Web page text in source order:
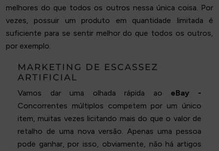
melhores do que todos os outros nessa única coisa. Por
vezes, possuir um produto em quantidade limitada é
suficiente para se sentir melhor do que todos os outros,
por exemplo.
MARKETING DE ESCASSEZ
ARTIFICIAL
Vamos dar uma olhada rápida ao eBay -
Concorrentes múltiplos competem por um único
item, muitas vezes licitando mais do que o valor de
retalho de uma nova versão. Apenas uma pessoa
pode ganhar, por isso, obviamente, não há artigos